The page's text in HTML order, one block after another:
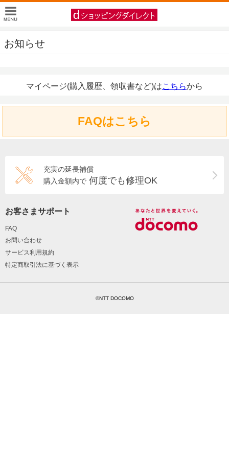
お知らせ
マイページ(購入履歴、領収書など)はこちらから
FAQはこちら
充実の延長補償
購入金額内で 何度でも修理OK
お客さまサポート
FAQ
お問い合わせ
サービス利用規約
特定商取引法に基づく表示
©NTT DOCOMO